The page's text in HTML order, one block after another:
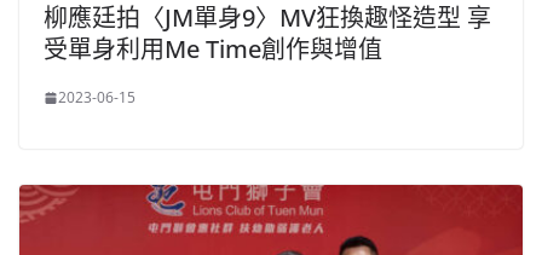
柳應廷拍〈JM單身9〉MV狂換趣怪造型 享
受單身利用Me Time創作與增值
2023-06-15